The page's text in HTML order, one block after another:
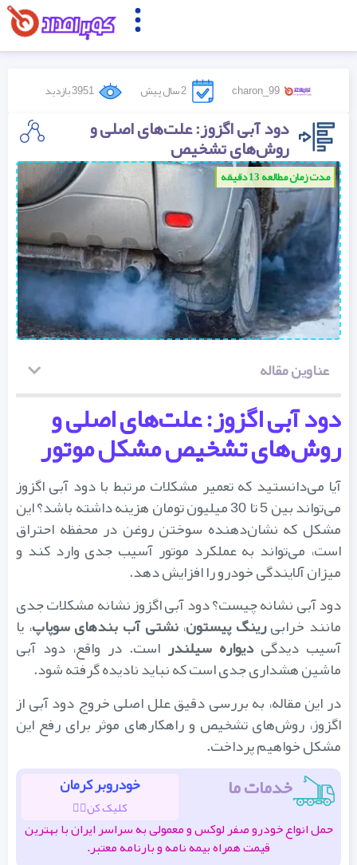
charon_99 2 سال پیش 3951 بازدید
دود آبی اگزوز: علت‌های اصلی و
روش‌های تشخیص
مدت زمان مطالعه 13 دقیقه
عناوین مقاله
دود آبی اگزوز: علت‌های اصلی و
روش‌های تشخیص مشکل موتور
آیا می‌دانستید که تعمیر مشکلات مرتبط با دود آبی اگزوز
می‌تواند بین 5 تا 30 میلیون تومان هزینه داشته باشد؟ این
مشکل که نشان‌دهنده سوختن روغن در محفظه احتراق
است، می‌تواند به عملکرد موتور آسیب جدی وارد کند و
میزان آلایندگی خودرو را افزایش دهد.
دود آبی نشانه چیست؟ دود آبی اگزوز نشانه مشکلات جدی
مانند خرابیرینگ پیستون،نشتی آب‌ بندهای سوپاپ، یا
آسیب دیدگیدیواره سیلندراست. در واقع، دود آبی
ماشین هشداری جدی است که نباید نادیده گرفته شود.
در این مقاله، به بررسی دقیق علل اصلی خروج دود آبی از
اگزوز، روش‌های تشخیص و راهکارهای موثر برای رفع این
مشکل خواهیم پرداخت.
خودروبر کرمان
کلیک کن👆🏽
خدمات ما
حمل انواع خودرو صفر لوکس و معمولی به سراسر ایران با بهترین
قیمت همراه بیمه نامه و بارنامه معتبر.